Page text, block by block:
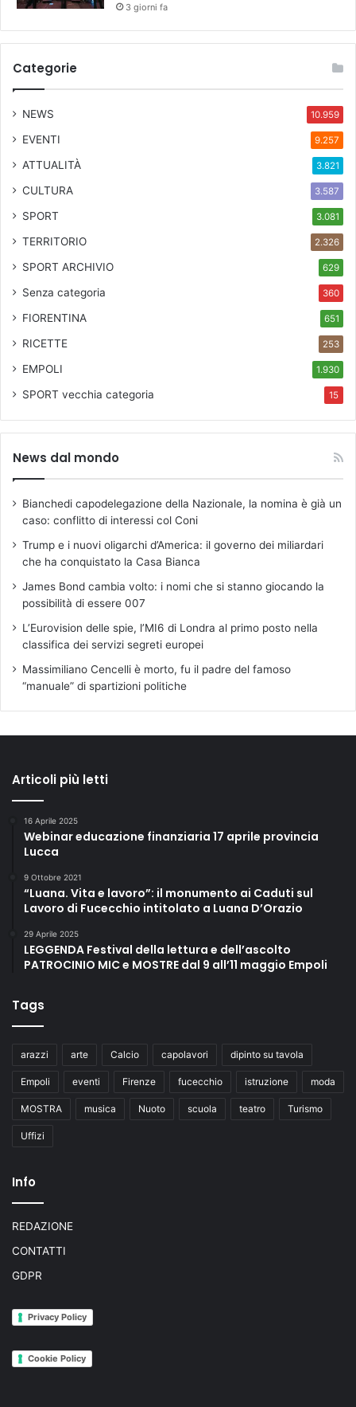
3 giorni fa
Categorie
NEWS 10.959
EVENTI 9.257
ATTUALITÀ 3.821
CULTURA 3.587
SPORT 3.081
TERRITORIO 2.326
SPORT ARCHIVIO 629
Senza categoria 360
FIORENTINA 651
RICETTE 253
EMPOLI 1.930
SPORT vecchia categoria 15
News dal mondo
Bianchedi capodelegazione della Nazionale, la nomina è già un
caso: conflitto di interessi col Coni
Trump e i nuovi oligarchi d’America: il governo dei miliardari
che ha conquistato la Casa Bianca
James Bond cambia volto: i nomi che si stanno giocando la
possibilità di essere 007
L’Eurovision delle spie, l’MI6 di Londra al primo posto nella
classifica dei servizi segreti europei
Massimiliano Cencelli è morto, fu il padre del famoso
“manuale” di spartizioni politiche
Articoli più letti
16 Aprile 2025
Webinar educazione finanziaria 17 aprile provincia
Lucca
9 Ottobre 2021
“Luana. Vita e lavoro”: il monumento ai Caduti sul
Lavoro di Fucecchio intitolato a Luana D’Orazio
29 Aprile 2025
LEGGENDA Festival della lettura e dell’ascolto
PATROCINIO MIC e MOSTRE dal 9 all’11 maggio Empoli
Tags
arazzi arte Calcio capolavori dipinto su tavola
Empoli eventi Firenze fucecchio istruzione moda
MOSTRA musica Nuoto scuola teatro Turismo
Uffizi
Info
REDAZIONE
CONTATTI
GDPR
Privacy Policy
Cookie Policy